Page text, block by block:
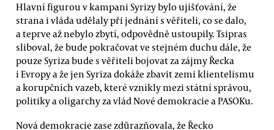
Hlavní figurou v kampani Syrizy bylo ujišťování, že
strana i vláda udělaly při jednání s věřiteli, co se dalo,
a teprve až nebylo zbytí, odpovědně ustoupily. Tsipras
sliboval, že bude pokračovat ve stejném duchu dále, že
pouze Syriza bude s věřiteli bojovat za zájmy Řecka
i Evropy a že jen Syriza dokáže zbavit zemi klientelismu
a korupčních vazeb, které vznikly mezi státní správou,
politiky a oligarchy za vlád Nové demokracie a PASOKu.
Nová demokracie zase zdůrazňovala, že Řecko